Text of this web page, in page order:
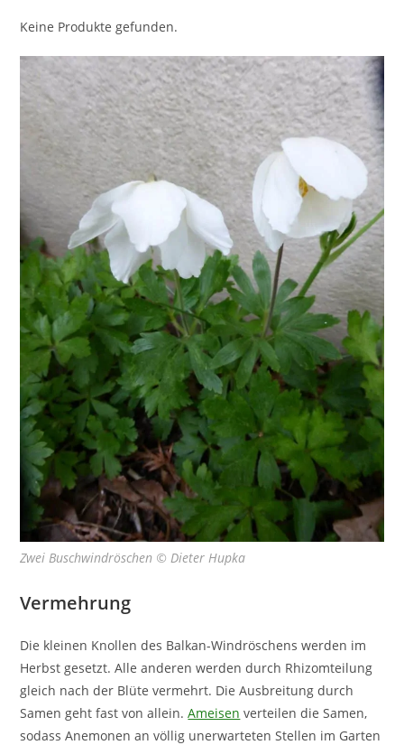
Keine Produkte gefunden.
Zwei Buschwindröschen © Dieter Hupka
Vermehrung
Die kleinen Knollen des Balkan-Windröschens werden im
Herbst gesetzt. Alle anderen werden durch Rhizomteilung
gleich nach der Blüte vermehrt. Die Ausbreitung durch
Samen geht fast von allein.Ameisen verteilen die Samen,
sodass Anemonen an völlig unerwarteten Stellen im Garten